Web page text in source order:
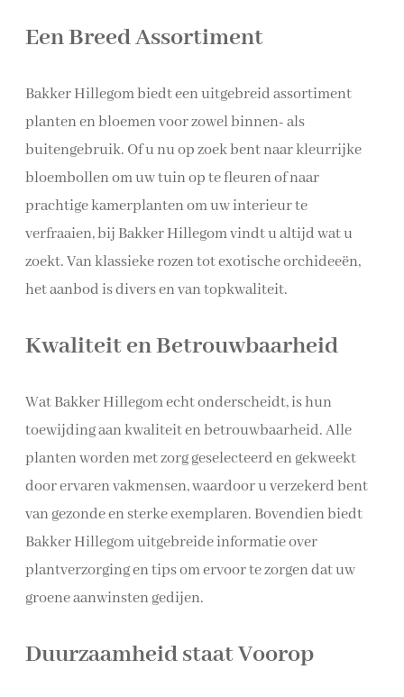
Een Breed Assortiment
Bakker Hillegom biedt een uitgebreid assortiment
planten en bloemen voor zowel binnen- als
buitengebruik. Of u nu op zoek bent naar kleurrijke
bloembollen om uw tuin op te fleuren of naar
prachtige kamerplanten om uw interieur te
verfraaien, bij Bakker Hillegom vindt u altijd wat u
zoekt. Van klassieke rozen tot exotische orchideeën,
het aanbod is divers en van topkwaliteit.
Kwaliteit en Betrouwbaarheid
Wat Bakker Hillegom echt onderscheidt, is hun
toewijding aan kwaliteit en betrouwbaarheid. Alle
planten worden met zorg geselecteerd en gekweekt
door ervaren vakmensen, waardoor u verzekerd bent
van gezonde en sterke exemplaren. Bovendien biedt
Bakker Hillegom uitgebreide informatie over
plantverzorging en tips om ervoor te zorgen dat uw
groene aanwinsten gedijen.
Duurzaamheid staat Voorop